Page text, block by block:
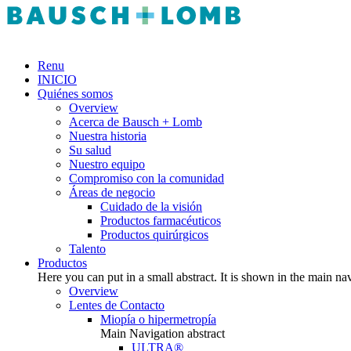
Renu
INICIO
Quiénes somos
Overview
Acerca de Bausch + Lomb
Nuestra historia
Su salud
Nuestro equipo
Compromiso con la comunidad
Áreas de negocio
Cuidado de la visión
Productos farmacéuticos
Productos quirúrgicos
Talento
Productos
Here you can put in a small abstract. It is shown in the main
Overview
Lentes de Contacto
Miopía o hipermetropía
Main Navigation abstract
ULTRA®